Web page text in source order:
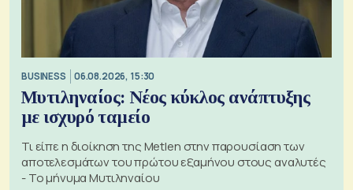
BUSINESS 06.08.2026, 15:30
Μυτιληναίος: Νέος κύκλος ανάπτυξης
με ισχυρό ταμείο
Τι είπε η διοίκηση της Metlen στην παρουσίαση των
αποτελεσμάτων του πρώτου εξαμήνου στους αναλυτές
- Το μήνυμα Μυτιληναίου